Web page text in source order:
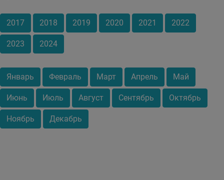
2017 2018 2019 2020 2021 2022
2023 2024
Январь Февраль Март Апрель Май
Июнь Июль Август Сентябрь Октябрь
Ноябрь Декабрь